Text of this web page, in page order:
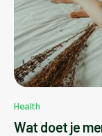
Health
Wat doet je